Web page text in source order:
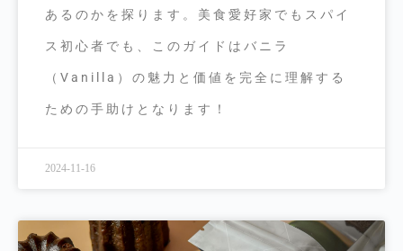
あるのかを探ります。美食愛好家でもスパイ
ス初心者でも、このガイドはバニラ
（Vanilla）の魅力と価値を完全に理解する
ための手助けとなります！
2024-11-16